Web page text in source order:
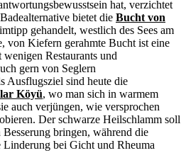
hat, verzichtet
bietet die Bucht von
gehandelt, westlich des Sees am
von Kiefern gerahmte Bucht ist eine
Restaurants und
gern von Seglern
Ausflugsziel sind heute die
Köyü, wo man sich in warmem
auch verjüngen, wie versprochen
Der schwarze Heilschlamm soll
bringen, während die
bei Gicht und Rheuma